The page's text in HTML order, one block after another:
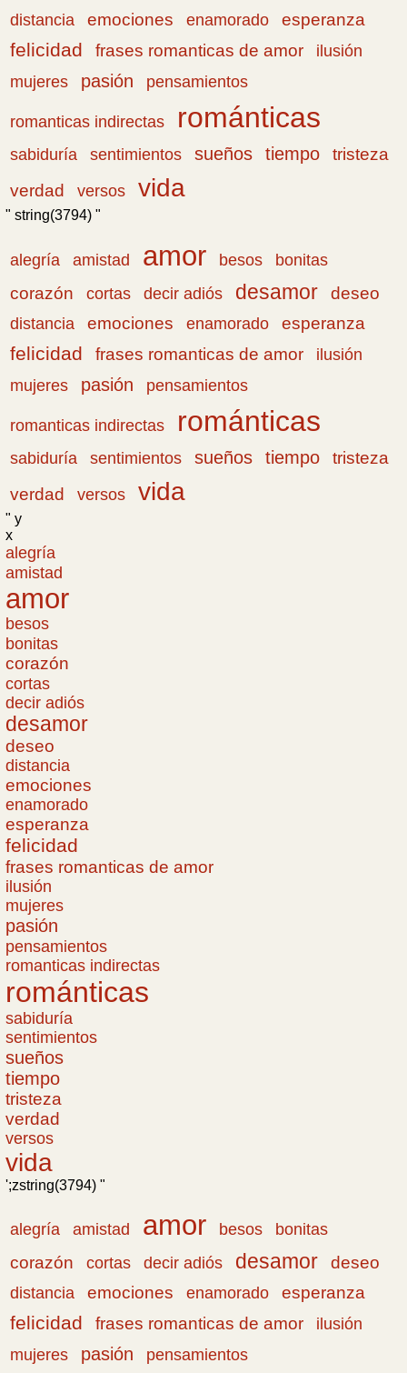
distancia emociones enamorado esperanza
felicidad frases romanticas de amor
ilusión
mujeres
pasión pensamientos
romanticas indirectas románticas
sabiduría sentimientos sueños tiempo
tristeza
verdad
versos vida
" string(3794) "
alegría amistad amor besos
bonitas
corazón
cortas decir adiós desamor deseo
distancia emociones enamorado esperanza
felicidad frases romanticas de amor
ilusión
mujeres
pasión pensamientos
romanticas indirectas románticas
sabiduría sentimientos sueños tiempo
tristeza
verdad
versos vida
" y
x
alegría
amistad
amor
besos
bonitas
corazón
cortas
decir adiós
desamor
deseo
distancia
emociones
enamorado
esperanza
felicidad
frases romanticas de amor
ilusión
mujeres
pasión
pensamientos
romanticas indirectas
románticas
sabiduría
sentimientos
sueños
tiempo
tristeza
verdad
versos
vida
';zstring(3794) "
alegría amistad amor besos
bonitas
corazón
cortas decir adiós desamor deseo
distancia emociones enamorado esperanza
felicidad frases romanticas de amor
ilusión
mujeres
pasión pensamientos